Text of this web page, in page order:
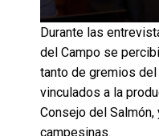
Durante las
del Campo se
tanto de gremios
vinculados a la
Consejo del
campesinas.